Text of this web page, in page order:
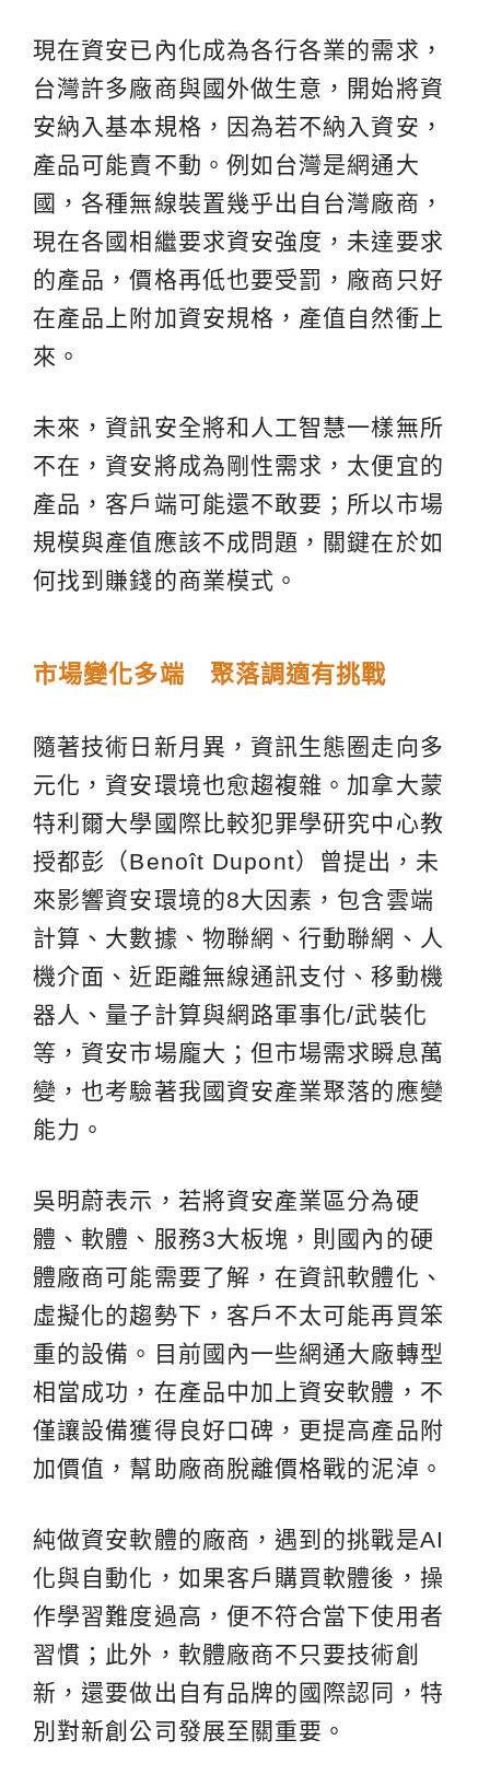
現在資安已內化成為各行各業的需求，
台灣許多廠商與國外做生意，開始將資
安納入基本規格，因為若不納入資安，
產品可能賣不動。例如台灣是網通大
國，各種無線裝置幾乎出自台灣廠商，
現在各國相繼要求資安強度，未達要求
的產品，價格再低也要受罰，廠商只好
在產品上附加資安規格，產值自然衝上
來。
未來，資訊安全將和人工智慧一樣無所
不在，資安將成為剛性需求，太便宜的
產品，客戶端可能還不敢要；所以市場
規模與產值應該不成問題，關鍵在於如
何找到賺錢的商業模式。
市場變化多端 聚落調適有挑戰
隨著技術日新月異，資訊生態圈走向多
元化，資安環境也愈趨複雜。加拿大蒙
特利爾大學國際比較犯罪學研究中心教
授都彭（Benoît Dupont）曾提出，未
來影響資安環境的8大因素，包含雲端
計算、大數據、物聯網、行動聯網、人
機介面、近距離無線通訊支付、移動機
器人、量子計算與網路軍事化/武裝化
等，資安市場龐大；但市場需求瞬息萬
變，也考驗著我國資安產業聚落的應變
能力。
吳明蔚表示，若將資安產業區分為硬
體、軟體、服務3大板塊，則國內的硬
體廠商可能需要了解，在資訊軟體化、
虛擬化的趨勢下，客戶不太可能再買笨
重的設備。目前國內一些網通大廠轉型
相當成功，在產品中加上資安軟體，不
僅讓設備獲得良好口碑，更提高產品附
加價值，幫助廠商脫離價格戰的泥淖。
純做資安軟體的廠商，遇到的挑戰是AI
化與自動化，如果客戶購買軟體後，操
作學習難度過高，便不符合當下使用者
習慣；此外，軟體廠商不只要技術創
新，還要做出自有品牌的國際認同，特
別對新創公司發展至關重要。